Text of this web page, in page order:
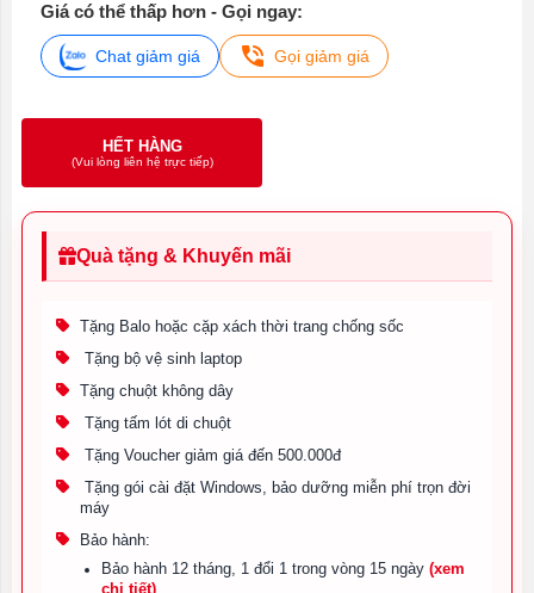
Giá có thể thấp hơn - Gọi ngay:
Chat giảm giá Gọi giảm giá
HẾT HÀNG
(Vui lòng liên hệ trực tiếp)
Quà tặng & Khuyến mãi
Tặng Balo hoặc cặp xách thời trang chống sốc
Tặng bộ vệ sinh laptop
Tặng chuột không dây
Tặng tấm lót di chuột
Tặng Voucher giảm giá đến 500.000đ
Tặng gói cài đặt Windows, bảo dưỡng miễn phí trọn đời
máy
Bảo hành:
Bảo hành 12 tháng, 1 đổi 1 trong vòng 15 ngày (xem
chi tiết)